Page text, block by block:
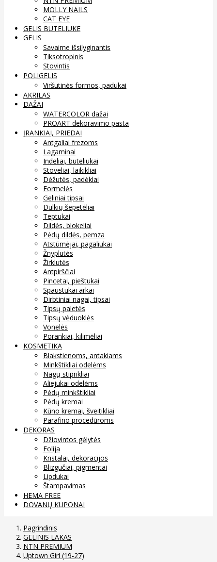
MOLLY NAILS
CAT EYE
GELIS BUTELIUKE
GELIS
Savaime išsilyginantis
Tiksotropinis
Stovintis
POLIGELIS
Viršutinės formos, padukai
AKRILAS
DAŽAI
WATERCOLOR dažai
PROART dekoravimo pasta
ĮRANKIAI, PRIEDAI
Antgaliai frezoms
Lagaminai
Indeliai, buteliukai
Stoveliai, laikikliai
Dėžutės, padėklai
Formelės
Geliniai tipsai
Dulkių šepetėliai
Teptukai
Dildės, blokeliai
Pėdų dildės, pemza
Atstūmėjai, pagaliukai
Žnyplutės
Žirklutės
Antpirščiai
Pincetai, pieštukai
Spaustukai arkai
Dirbtiniai nagai, tipsai
Tipsų paletės
Tipsų vėduoklės
Vonelės
Porankiai, kilimėliai
KOSMETIKA
Blakstienoms, antakiams
Minkštikliai odelėms
Nagų stiprikliai
Aliejukai odelėms
Pėdų minkštikliai
Pėdų kremai
Kūno kremai, šveitikliai
Parafino procedūroms
DEKORAS
Džiovintos gėlytės
Folija
Kristalai, dekoracijos
Blizgučiai, pigmentai
Lipdukai
Štampavimas
HEMA FREE
DOVANŲ KUPONAI
Pagrindinis
GELINIS LAKAS
NTN PREMIUM
Uptown Girl (19-27)